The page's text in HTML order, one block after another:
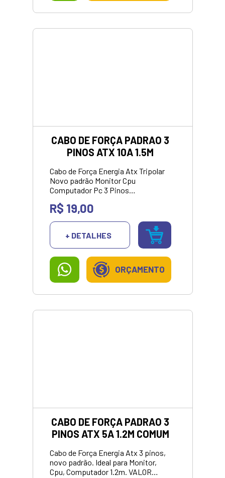
CABO DE FORÇA PADRAO 3
PINOS ATX 10A 1.5M
Cabo de Força Energia Atx Tripolar
Novo padrão Monitor Cpu
Computador Pc 3 Pinos
pix ou dinheiro.
R$ 19,00
+ DETALHES
ORÇAMENTO
CABO DE FORÇA PADRAO 3
PINOS ATX 5A 1.2M COMUM
Cabo de Força Energia Atx 3 pinos,
novo padrão. Ideal para Monitor,
Cpu, Computador 1.2m. VALOR